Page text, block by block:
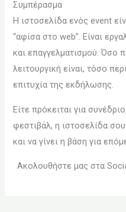
Συμπέρασμα
Η ιστοσελίδα ενός event
“αφίσα στο web”. Είναι
και επαγγελματισμού. Όσο
λειτουργική είναι, τόσο
επιτυχία της εκδήλωσης.
Είτε πρόκειται για
φεστιβάλ, η ιστοσελίδα
και να γίνει η βάση για
Ακολουθήστε μας στα